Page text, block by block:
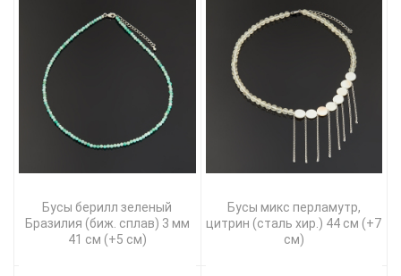
Бусы берилл зеленый
Бразилия (биж. сплав) 3 мм
41 см (+5 см)
Бусы микс перламутр,
цитрин (сталь хир.) 44 см (+7
см)